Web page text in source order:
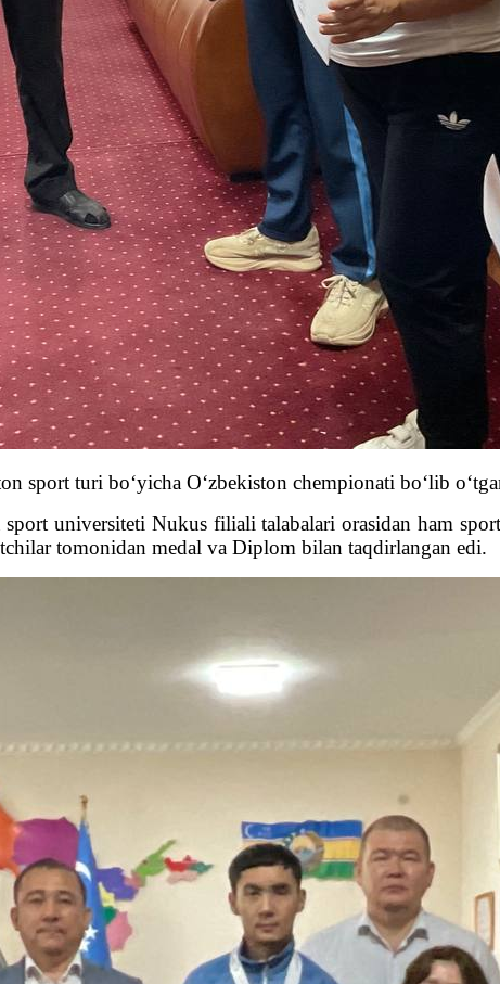
sport turi bo‘yicha O‘zbekiston chempionati bo‘lib
universiteti Nukus filiali talabalari orasidan ham
tomonidan medal va Diplom bilan taqdirlangan edi.